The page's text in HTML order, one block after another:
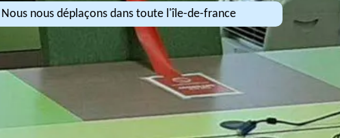
Nous nous déplaçons dans toute l'île-de-france